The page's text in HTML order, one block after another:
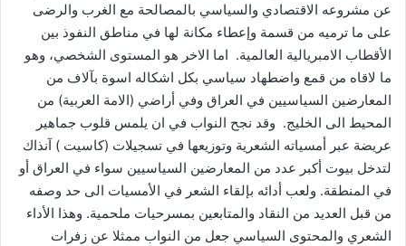
عن مشروعه الاقتصادي والسياسي بالمصالحة مع الغرب والرضى
على ما ترميه من قسمة وإعطاء مكانة لها في مناطق النفوذ بين
الأقطاب الامبريالية العالمية. اما الاخر هو المستوى الشخصي، وهو
ما لاقاه من قمع واضطهاد سياسي بكل اشكاله اسوة بآلاف من
المعارضين السياسيين في العراق وفي أراضي (الامة العربية) من
المحيط الى الخليج. وقد نجح النواب في ان يلمس قلوب جماهير
عريضة عبر أمسياته الشعرية وتوزيعها في تسجيلات (كاسيت ) آنذاك
لتدخل بيوت أكبر عدد من المعارضين السياسيين سواء في العراق أو
في المنطقة. ولعب أدائه بإلقاء الشعر في الأمسيات الى حد وصفه
من قبل العديد من النقاد والمتابعين بمسرحيات ملحمية. وهذا الأداء
الشعري والمحتوى السياسي جعل من النواب ممثلا عن زفرات